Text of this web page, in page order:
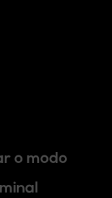
o modo